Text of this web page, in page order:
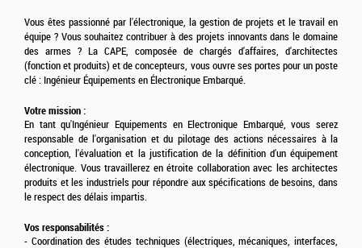
Vous êtes passionné par l'électronique, la gestion de projets et le travail en
équipe ? Vous souhaitez contribuer à des projets innovants dans le domaine
des armes ? La CAPE, composée de chargés d'affaires, d'architectes
(fonction et produits) et de concepteurs, vous ouvre ses portes pour un poste
clé : Ingénieur Équipements en Électronique Embarqué.
Votre mission :
En tant qu'Ingénieur Equipements en Electronique Embarqué, vous serez
responsable de l'organisation et du pilotage des actions nécessaires à la
conception, l'évaluation et la justification de la définition d'un équipement
électronique. Vous travaillerez en étroite collaboration avec les architectes
produits et les industriels pour répondre aux spécifications de besoins, dans
le respect des délais impartis.
Vos responsabilités :
- Coordination des études techniques (électriques, mécaniques, interfaces,